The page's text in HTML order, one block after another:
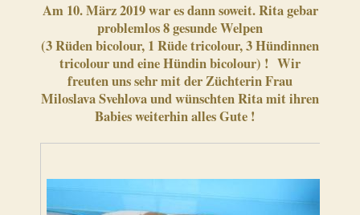
Am 10. März 2019 war es dann soweit. Rita gebar
problemlos 8 gesunde Welpen
(3 Rüden bicolour, 1 Rüde tricolour, 3 Hündinnen
tricolour und eine Hündin bicolour) ! Wir
freuten uns sehr mit der Züchterin Frau
Miloslava Svehlova und wünschten Rita mit ihren
Babies weiterhin alles Gute !